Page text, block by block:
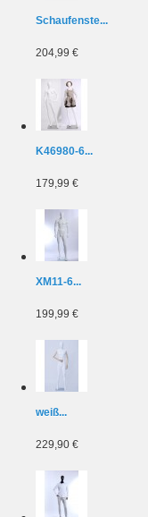
Schaufenste...
204,99 €
K46980-6...
179,99 €
XM11-6...
199,99 €
weiß...
229,90 €